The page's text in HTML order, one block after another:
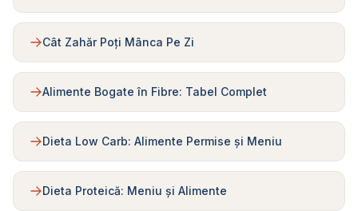
Cât Zahăr Poți Mânca Pe Zi
Alimente Bogate în Fibre: Tabel Complet
Dieta Low Carb: Alimente Permise și Meniu
Dieta Proteică: Meniu și Alimente